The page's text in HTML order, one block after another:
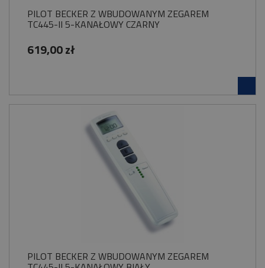
PILOT BECKER Z WBUDOWANYM ZEGAREM
TC445-II 5-KANAŁOWY CZARNY
619,00 zł
PILOT BECKER Z WBUDOWANYM ZEGAREM